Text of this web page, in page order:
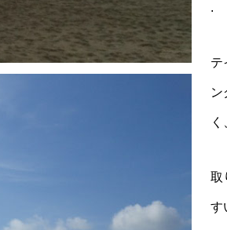
.
テ
ン
く
取
す